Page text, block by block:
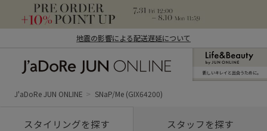
地震の影響による配送遅延について
ン オンライン）
新しいキレイと出合うために。
J'aDoRe JUN ONLINE SNaP/Me (GIX64200)
スタイリングを探す スタッフを探す